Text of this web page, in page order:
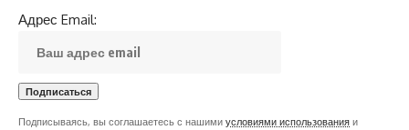
Адрес Email:
Подписываясь, вы соглашаетесь с нашими условиями использования и